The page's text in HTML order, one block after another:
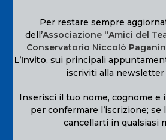
Per restare sempre
dell’Associazione “Amici del
Conservatorio Niccolò
L’Invito, sui principali
iscriviti alla newsletter
Inserisci il tuo nome, cognome e
per confermare l’iscrizione; se
cancellarti in qualsiasi